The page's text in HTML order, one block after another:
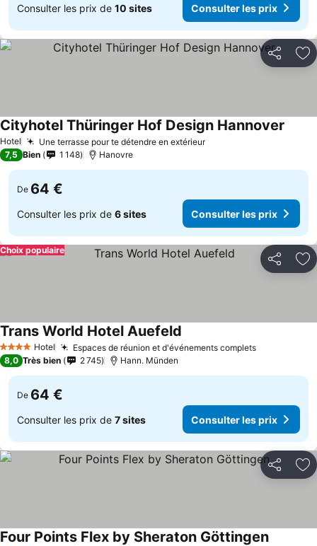
Consulter les prix de 10 sites Consulter les prix
Partager
Hotel Une terrasse pour te détendre en extérieur
Cityhotel Thüringer Hof Design Hannover
7,5 Bien 1 148 Hanovre
De 64 €
Consulter les prix de 6 sites Consulter les prix
Partager
Choix populaire
4 Étoiles Hotel Espaces de réunion et d'événements complets
Trans World Hotel Auefeld
8,0 Très bien 2 745 Hann. Münden
De 64 €
Consulter les prix de 7 sites Consulter les prix
Partager
Four Points Flex by Sheraton Göttingen